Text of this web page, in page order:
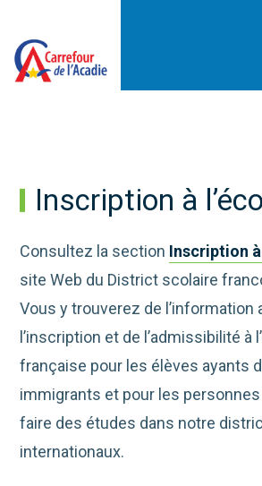
Inscription à
Consultez la section Inscription à
site Web du District scolaire
Vous y trouverez de l’information
l’inscription et de l’admissibilité à
française pour les élèves ayants
immigrants et pour les
faire des études dans notre
internationaux.